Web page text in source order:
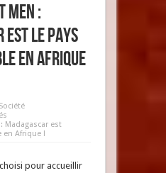
:
est le pays
en Afrique
Société
Madagascar est
en Afrique !
pour accueillir